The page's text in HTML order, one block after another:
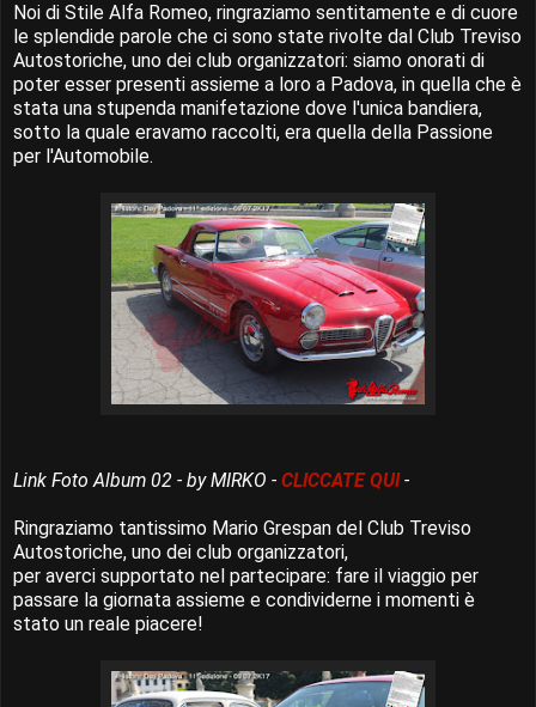
Noi di Stile Alfa Romeo, ringraziamo sentitamente e di cuore
le splendide parole che ci sono state rivolte dal Club Treviso
Autostoriche, uno dei club organizzatori: siamo onorati di
poter esser presenti assieme a loro a Padova, in quella che è
stata una stupenda manifetazione dove l'unica bandiera,
sotto la quale eravamo raccolti, era quella della Passione
per l'Automobile.
Link Foto Album 02 - by MIRKO - CLICCATE QUI-
Ringraziamo tantissimo Mario Grespan del Club Treviso
Autostoriche, uno dei club organizzatori,
per averci supportato nel partecipare: fare il viaggio per
passare la giornata assieme e condividerne i momenti è
stato un reale piacere!